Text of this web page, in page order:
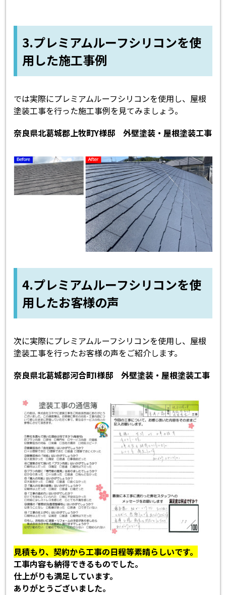
3.プレミアムルーフシリコンを使
用した施工事例
では実際にプレミアムルーフシリコンを使用し、屋根
塗装工事を行った施工事例を見てみましょう。
奈良県北葛城郡上牧町Y様邸 外壁塗装・屋根塗装工事
4.プレミアムルーフシリコンを使
用したお客様の声
次に実際にプレミアムルーフシリコンを使用し、屋根
塗装工事を行ったお客様の声をご紹介します。
奈良県北葛城郡河合町I様邸 外壁塗装・屋根塗装工事
見積もり、契約から工事の日程等素晴らしいです。
工事内容も納得できるものでした。
仕上がりも満足しています。
ありがとうございました。